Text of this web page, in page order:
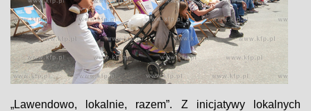
„Lawendowo, lokalnie, razem”. Z inicjatywy lokalnych